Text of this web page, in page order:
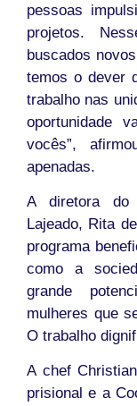
pessoas
projetos.
buscados
temos o dever
trabalho nas
oportunidade
vocês”,
apenadas.
A diretora do
Lajeado, Rita
programa
como a
grande
mulheres que
O trabalho
A chef
prisional e a